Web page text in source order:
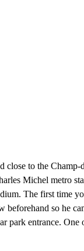
close to the Champ-
Michel metro
The first time
beforehand so he
park entrance.